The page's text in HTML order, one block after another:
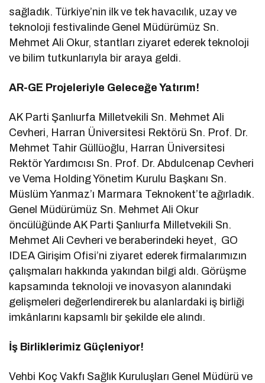
sağladık. Türkiye’nin ilk ve tek havacılık, uzay ve
teknoloji festivalinde Genel Müdürümüz Sn.
Mehmet Ali Okur, stantları ziyaret ederek teknoloji
ve bilim tutkunlarıyla bir araya geldi.
AR-GE Projeleriyle Geleceğe Yatırım!
AK Parti Şanlıurfa Milletvekili Sn. Mehmet Ali
Cevheri, Harran Üniversitesi Rektörü Sn. Prof. Dr.
Mehmet Tahir Güllüoğlu, Harran Üniversitesi
Rektör Yardımcısı Sn. Prof. Dr. Abdulcenap Cevheri
ve Vema Holding Yönetim Kurulu Başkanı Sn.
Müslüm Yanmaz’ı Marmara Teknokent’te ağırladık.
Genel Müdürümüz Sn. Mehmet Ali Okur
öncülüğünde AK Parti Şanlıurfa Milletvekili Sn.
Mehmet Ali Cevheri ve beraberindeki heyet, GO
IDEA Girişim Ofisi’ni ziyaret ederek firmalarımızın
çalışmaları hakkında yakından bilgi aldı. Görüşme
kapsamında teknoloji ve inovasyon alanındaki
gelişmeleri değerlendirerek bu alanlardaki iş birliği
imkânlarını kapsamlı bir şekilde ele alındı.
İş Birliklerimiz Güçleniyor!
Vehbi Koç Vakfı Sağlık Kuruluşları Genel Müdürü ve